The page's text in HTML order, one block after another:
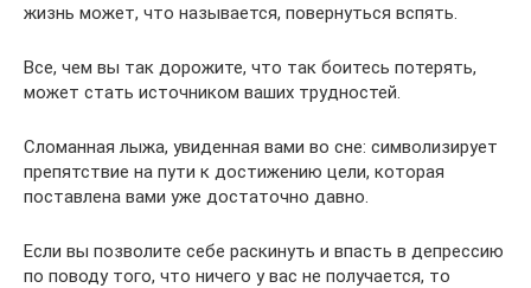
жизнь может, что называется, повернуться вспять.
Все, чем вы так дорожите, что так боитесь потерять,
может стать источником ваших трудностей.
Сломанная лыжа, увиденная вами во сне: символизирует
препятствие на пути к достижению цели, которая
поставлена вами уже достаточно давно.
Если вы позволите себе раскинуть и впасть в депрессию
по поводу того, что ничего у вас не получается, то